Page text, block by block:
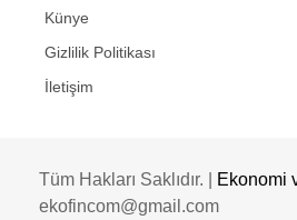
Künye
Gizlilik Politikası
İletişim
Tüm Hakları Saklıdır. |
Ekonomi
ekofincom@gmail.com